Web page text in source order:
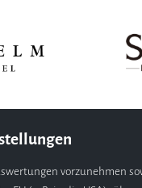
vorzunehmen